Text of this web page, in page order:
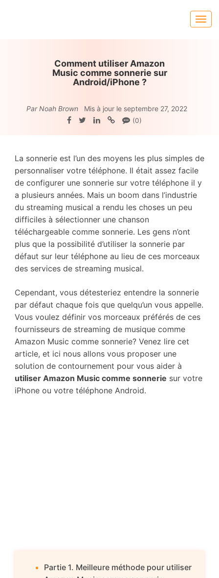
Comment utiliser Amazon
Music comme sonnerie sur
Android/iPhone ?
Par Noah Brown Mis à jour le septembre 27, 2022
(0)
La sonnerie est l’un des moyens les plus simples de
personnaliser votre téléphone. Il était assez facile
de configurer une sonnerie sur votre téléphone il y
a plusieurs années. Mais un boom dans l’industrie
du streaming musical a rendu les choses un peu
difficiles à sélectionner une chanson
téléchargeable comme sonnerie. Les gens n’ont
plus que la possibilité d’utiliser la sonnerie par
défaut sur leur téléphone au lieu de ces morceaux
des services de streaming musical.
Cependant, vous détesteriez entendre la sonnerie
par défaut chaque fois que quelqu’un vous appelle.
Vous voulez définir vos morceaux préférés de ces
fournisseurs de streaming de musique comme
Amazon Music comme sonnerie? Venez lire cet
article, et ici nous allons vous proposer une
solution de contournement pour vous aider à
utiliser Amazon Music comme sonnerie sur votre
iPhone ou votre téléphone Android.
Partie 1. Meilleure méthode pour utiliser